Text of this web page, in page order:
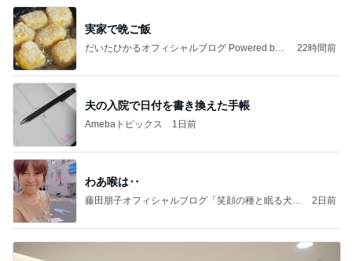
実家で晩ご飯
だいたひかるオフィシャルブログ Powered by
22時間前
夫の入院で日付を書き換えた手帳
Amebaトピックス 1日前
わあ喉は‥
藤田朋子オフィシャルブログ「笑顔の種と眠る犬」
2日前